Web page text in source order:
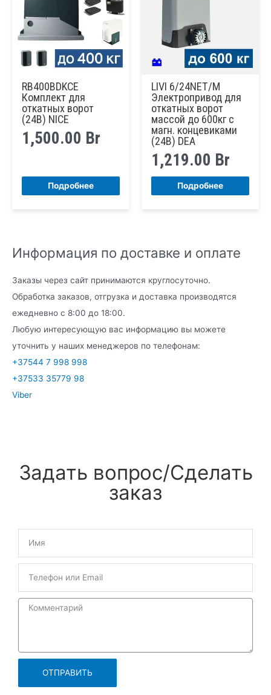
RB400BDKCE
Комплект для
откатных ворот
(24В) NICE
1,500.00 Br
Подробнее
LIVI 6/24NET/M
Электропривод для
откатных ворот
массой до 600кг с
магн. концевиками
(24В) DEA
1,219.00 Br
Подробнее
Информация по доставке и оплате
Заказы через сайт принимаются круглосуточно.
Обработка заказов, отгрузка и доставка производятся
ежедневно с 8:00 до 18:00.
Любую интересующую вас информацию вы можете
уточнить у наших менеджеров по телефонам:
+37544 7 998 998
+37533 35779 98
Viber
Задать вопрос/Сделать
заказ
ОТПРАВИТЬ